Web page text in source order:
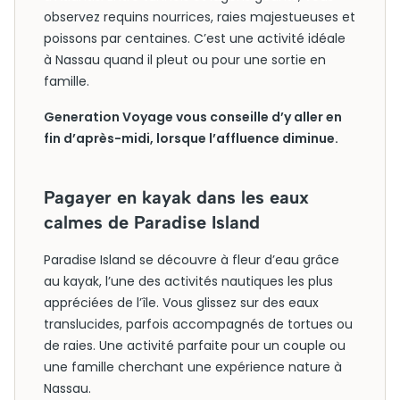
observez requins nourrices, raies majestueuses et
poissons par centaines. C’est une activité idéale
à Nassau quand il pleut ou pour une sortie en
famille.
Generation Voyage vous conseille d’y aller en
fin d’après-midi, lorsque l’affluence diminue.
Pagayer en kayak dans les eaux
calmes de Paradise Island
Paradise Island se découvre à fleur d’eau grâce
au kayak, l’une des activités nautiques les plus
appréciées de l’île. Vous glissez sur des eaux
translucides, parfois accompagnés de tortues ou
de raies. Une activité parfaite pour un couple ou
une famille cherchant une expérience nature à
Nassau.